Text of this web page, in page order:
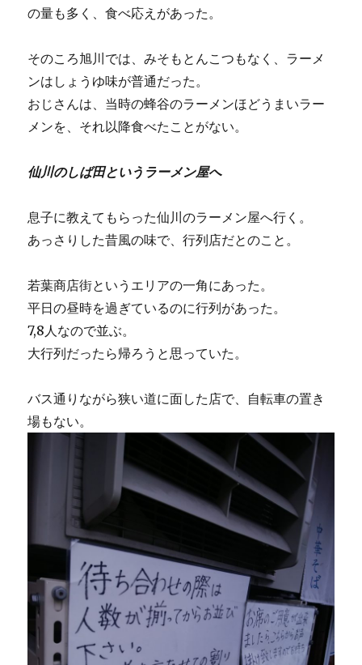
の量も多く、食べ応えがあった。
そのころ旭川では、みそもとんこつもなく、ラーメ
ンはしょうゆ味が普通だった。
おじさんは、当時の蜂谷のラーメンほどうまいラー
メンを、それ以降食べたことがない。
仙川のしば田というラーメン屋へ
息子に教えてもらった仙川のラーメン屋へ行く。
あっさりした昔風の味で、行列店だとのこと。
若葉商店街というエリアの一角にあった。
平日の昼時を過ぎているのに行列があった。
7,8人なので並ぶ。
大行列だったら帰ろうと思っていた。
バス通りながら狭い道に面した店で、自転車の置き
場もない。